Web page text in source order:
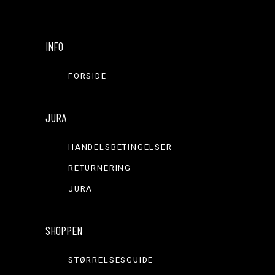
INFO
FORSIDE
JURA
HANDELSBETINGELSER
RETURNERING
JURA
SHOPPEN
STØRRELSESGUIDE